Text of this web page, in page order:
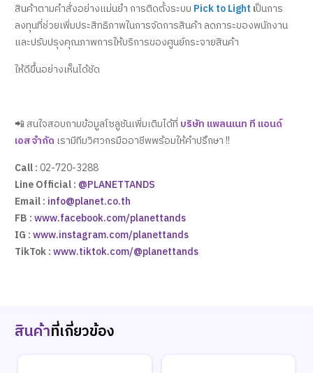
สินค้าตามคำสั่งอย่างแม่นยำ การติดตั้งระบบ Pick to Light เป็นการ
ลงทุนที่ช่วยเพิ่มประสิทธิภาพในการจัดการสินค้า ลดภาระของพนักงาน
และปรับปรุงคุณภาพการให้บริการของศูนย์กระจายสินค้า
ให้ดีขึ้นอย่างเห็นได้ชัด
📲 สนใจสอบถามข้อมูลโซลูชันเพิ่มเติมได้ที่ บริษัท แพลนเนท ที แอนด์
เอส จำกัด เรามีทีมวิศวกรมืออาชีพพร้อมให้คำปรึกษา !!
Call :02-720-3288
Line Official : @PLANETTANDS
Email : info@planet.co.th
FB :www.facebook.com/planettands
IG :www.instagram.com/planettands
TikTok :www.tiktok.com/@planettands
สินค้าที่เกี่ยวข้อง